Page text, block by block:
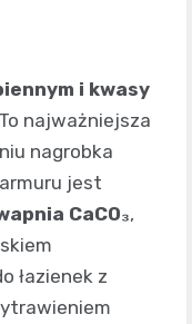
i kwasy
To najważniejsza
nagrobka
jest
CaCO₃,
łazienek z